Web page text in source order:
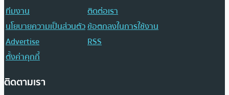
ทีมงาน
ติดต่อเรา
นโยบายความเป็นส่วนตัวข้อตกลงในการใช้งาน
Advertise
RSS
ตั้งค่าคุกกี้
ติดตามเรา